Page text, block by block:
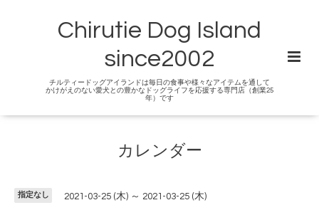
Chirutie Dog Island
since2002
チルティードッグアイランドは毎日の食事や様々なアイテムを通して
かけがえのない愛犬との豊かなドッグライフを応援する専門店（創業25
年）です
カレンダー
指定なし 2021-03-25 (木) ～ 2021-03-25 (木)